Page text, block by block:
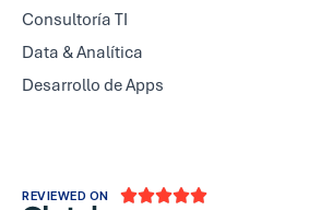
Consultoría TI
Data & Analítica
Desarrollo de Apps
REVIEWED ON 